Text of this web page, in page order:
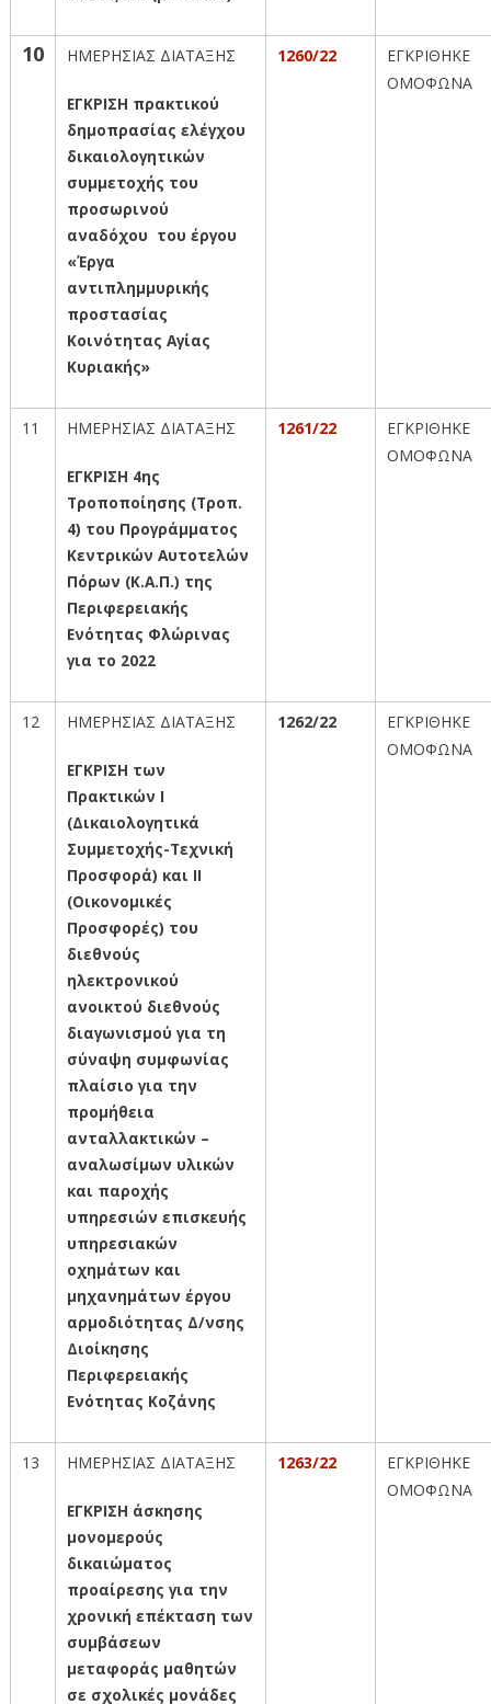
10 ΗΜΕΡΗΣΙΑΣ ΔΙΑΤΑΞΗΣ
ΕΓΚΡΙΣΗ πρακτικού
δημοπρασίας ελέγχου
δικαιολογητικών
συμμετοχής του
προσωρινού
αναδόχου του έργου
«Έργα
αντιπλημμυρικής
προστασίας
Κοινότητας Αγίας
Κυριακής»
1260/22
ΕΓΚΡΙΘΗΚΕ
ΟΜΟΦΩΝΑ
11 ΗΜΕΡΗΣΙΑΣ ΔΙΑΤΑΞΗΣ
ΕΓΚΡΙΣΗ 4ης
Τροποποίησης (Τροπ.
4) του Προγράμματος
Κεντρικών Αυτοτελών
Πόρων (Κ.Α.Π.) της
Περιφερειακής
Ενότητας Φλώρινας
για το 2022
1261/22
ΕΓΚΡΙΘΗΚΕ
ΟΜΟΦΩΝΑ
12 ΗΜΕΡΗΣΙΑΣ ΔΙΑΤΑΞΗΣ
ΕΓΚΡΙΣΗ των
Πρακτικών Ι
(Δικαιολογητικά
Συμμετοχής-Τεχνική
Προσφορά) και ΙΙ
(Οικονομικές
Προσφορές) του
διεθνούς
ηλεκτρονικού
ανοικτού διεθνούς
διαγωνισμού για τη
σύναψη συμφωνίας
πλαίσιο για την
προμήθεια
ανταλλακτικών –
αναλωσίμων υλικών
και παροχής
υπηρεσιών επισκευής
υπηρεσιακών
οχημάτων και
μηχανημάτων έργου
αρμοδιότητας Δ/νσης
Διοίκησης
Περιφερειακής
Ενότητας Κοζάνης
1262/22
ΕΓΚΡΙΘΗΚΕ
ΟΜΟΦΩΝΑ
13 ΗΜΕΡΗΣΙΑΣ ΔΙΑΤΑΞΗΣ
ΕΓΚΡΙΣΗ άσκησης
μονομερούς
δικαιώματος
προαίρεσης για την
χρονική επέκταση των
συμβάσεων
μεταφοράς μαθητών
σε σχολικές μονάδες
1263/22
ΕΓΚΡΙΘΗΚΕ
ΟΜΟΦΩΝΑ